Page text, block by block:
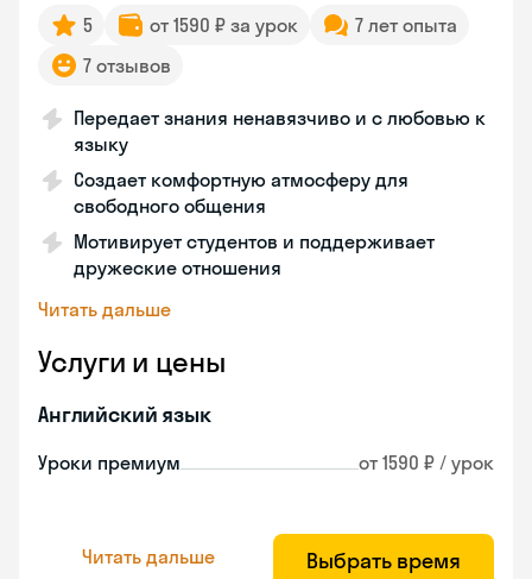
5 от 1590 ₽ за урок
7 лет опыта
7 отзывов
Передает знания ненавязчиво и с любовью к
языку
Создает комфортную атмосферу для
свободного общения
Мотивирует студентов и поддерживает
дружеские отношения
Читать дальше
Услуги и цены
Английский язык
Уроки премиум от 1590 ₽ / урок
Читать дальше Выбрать время